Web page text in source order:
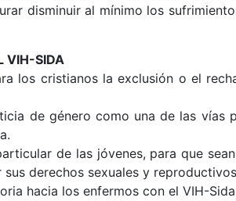
disminuir al mínimo los
VIH-SIDA
los cristianos la exclusión o el
de género como una de las vías
de las jóvenes, para que
derechos sexuales y
hacia los enfermos con el VIH-